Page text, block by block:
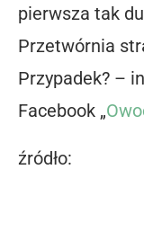
pierwsza tak
Przetwórnia
Przypadek? –
Facebook „
źródło: